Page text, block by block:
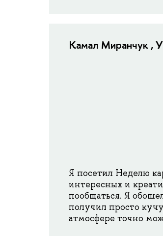
Камал Миранчук ,
Я посетил Неделю
интересных и
пообщаться. Я
получил просто
атмосфере точно